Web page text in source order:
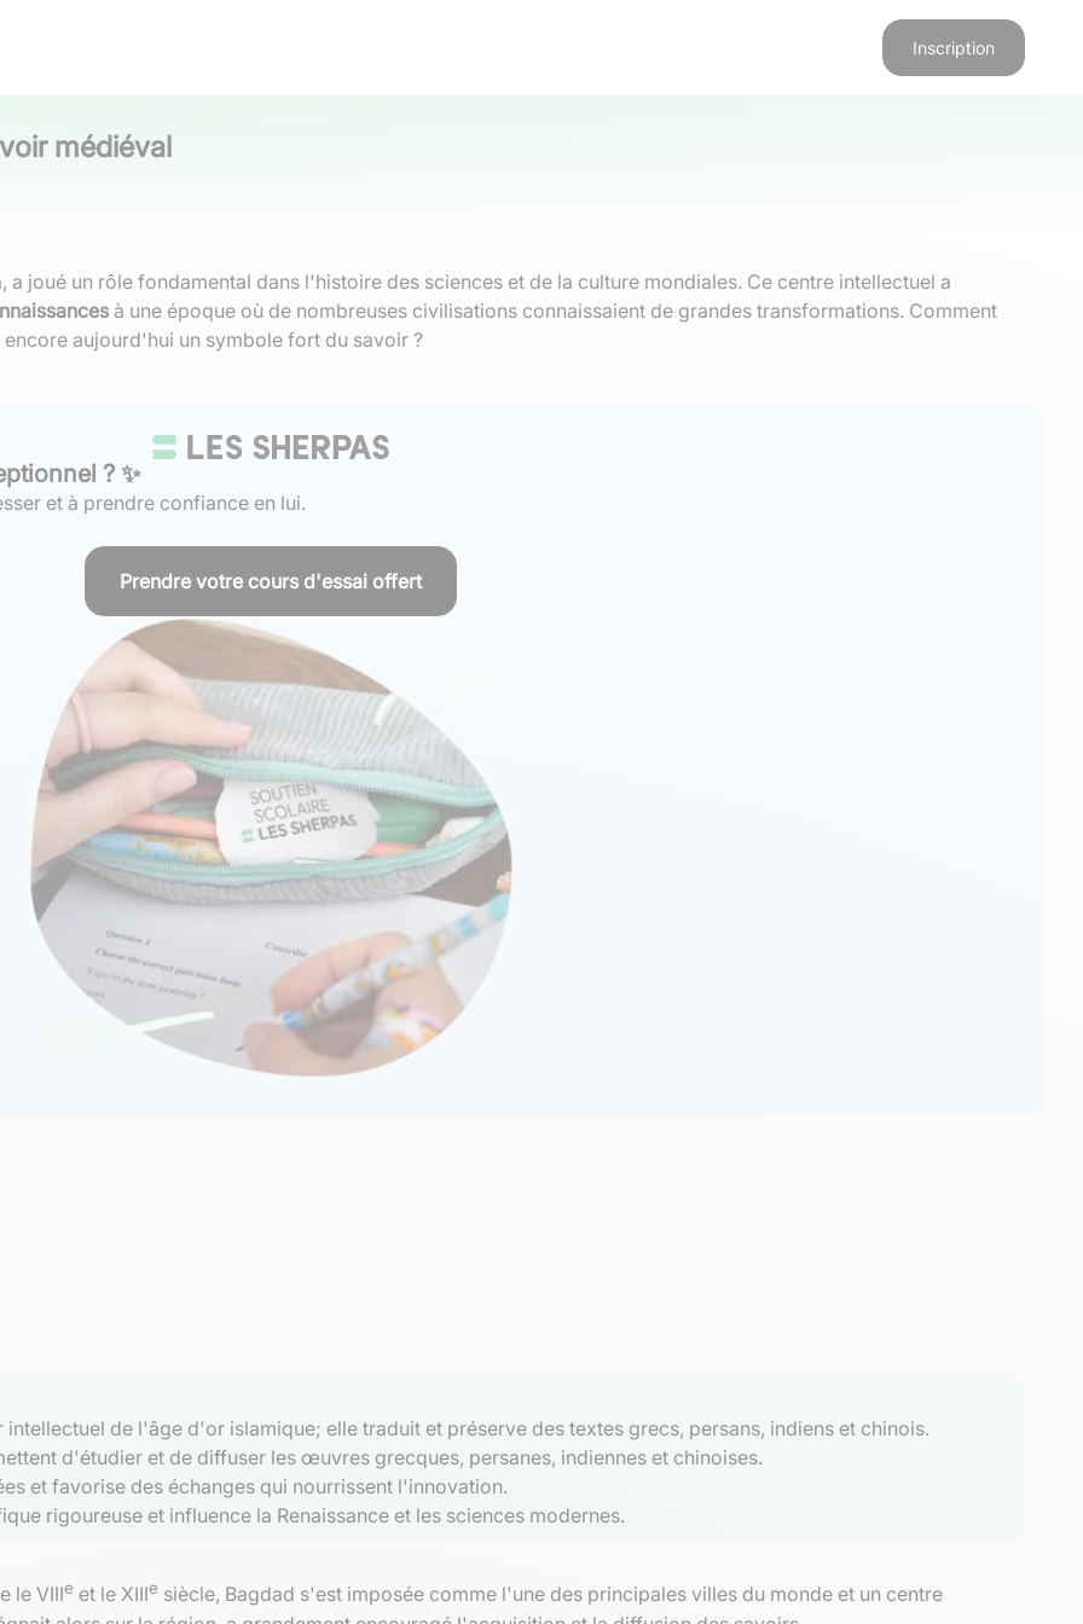
Inscription
médiéval
joué un rôle fondamental dans l'histoire des sciences et de la culture mondiales. Ce centre intellectuel a
à une époque où de nombreuses civilisations connaissaient de grandes transformations. Comment
aujourd'hui un symbole fort du savoir ?
? ✨
et à prendre confiance en lui.
Prendre votre cours d'essai offert
de l'âge d'or islamique; elle traduit et préserve des textes grecs, persans, indiens et chinois.
d'étudier et de diffuser les œuvres grecques, persanes, indiennes et chinoises.
et favorise des échanges qui nourrissent l'innovation.
rigoureuse et influence la Renaissance et les sciences modernes.
le VIIIe et le XIIIe siècle, Bagdad s'est imposée comme l'une des principales villes du monde et un centre